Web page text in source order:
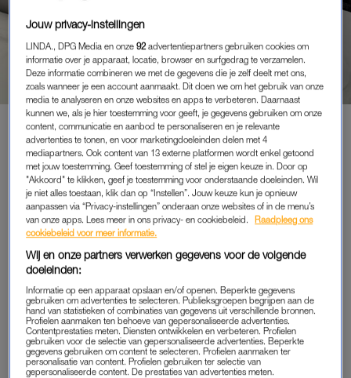
PORTRETTEN
FERNANDO HALMAN: ‘IN MIJ
SCHUILT HET KLEINE JOCHIE
DAT ZICH NAAR ZIJN PA
PROBEERT TE BEWIJZEN’
PREMIUM
LEES VERDER MET
PREMIUM
Krijg onbeperkt toegang tot alle
artikelen
Lees LINDA.magazine online
Geniet van te gekke winacties en
lekkere puzzels
Jouw privacy-instellingen
LINDA., DPG Media en onze92 advertentiepartners gebruiken cookies om
informatie over je apparaat, locatie, browser en surfgedrag te verzamelen.
Deze informatie combineren we met de gegevens die je zelf deelt met ons,
zoals wanneer je een account aanmaakt. Dit doen we om het gebruik van onze
media te analyseren en onze websites en apps te verbeteren. Daarnaast
kunnen we, als je hier toestemming voor geeft, je gegevens gebruiken om onze
content, communicatie en aanbod te personaliseren en je relevante
advertenties te tonen, en voor marketingdoeleinden delen met 4
mediapartners. Ook content van 13 externe platformen wordt enkel getoond
met jouw toestemming. Geef toestemming of stel je eigen keuze in. Door op
"Akkoord" te klikken, geef je toestemming voor onderstaande doeleinden. Wil
je niet alles toestaan, klik dan op “Instellen”. Jouw keuze kun je opnieuw
aanpassen via “Privacy-instellingen” onderaan onze websites of in de menu’s
van onze apps. Lees meer in ons privacy- en cookiebeleid.
Raadpleeg ons
cookiebeleid voor meer informatie.
Wij en onze partners verwerken gegevens voor de volgende
doeleinden:
Informatie op een apparaat opslaan en/of openen. Beperkte gegevens
gebruiken om advertenties te selecteren. Publieksgroepen begrijpen aan de
hand van statistieken of combinaties van gegevens uit verschillende bronnen.
Profielen aanmaken ten behoeve van gepersonaliseerde advertenties.
Contentprestaties meten. Diensten ontwikkelen en verbeteren. Profielen
gebruiken voor de selectie van gepersonaliseerde advertenties. Beperkte
gegevens gebruiken om content te selecteren. Profielen aanmaken ter
personalisatie van content. Profielen gebruiken ter selectie van
gepersonaliseerde content. De prestaties van advertenties meten.